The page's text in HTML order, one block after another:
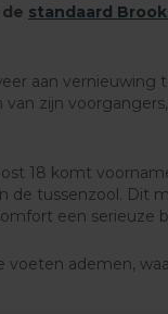
standaard
aan vernieuwing
zijn
18 komt
de tussenzool. Dit
een serieuze
ademen,